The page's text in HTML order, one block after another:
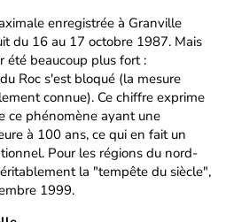
enregistrée à Granville
du 16 au 17 octobre 1987. Mais
été beaucoup plus fort :
Roc s'est bloqué (la mesure
connue). Ce chiffre exprime
ce phénomène ayant une
à 100 ans, ce qui en fait un
Pour les régions du nord-
la "tempête du siècle",
1999.